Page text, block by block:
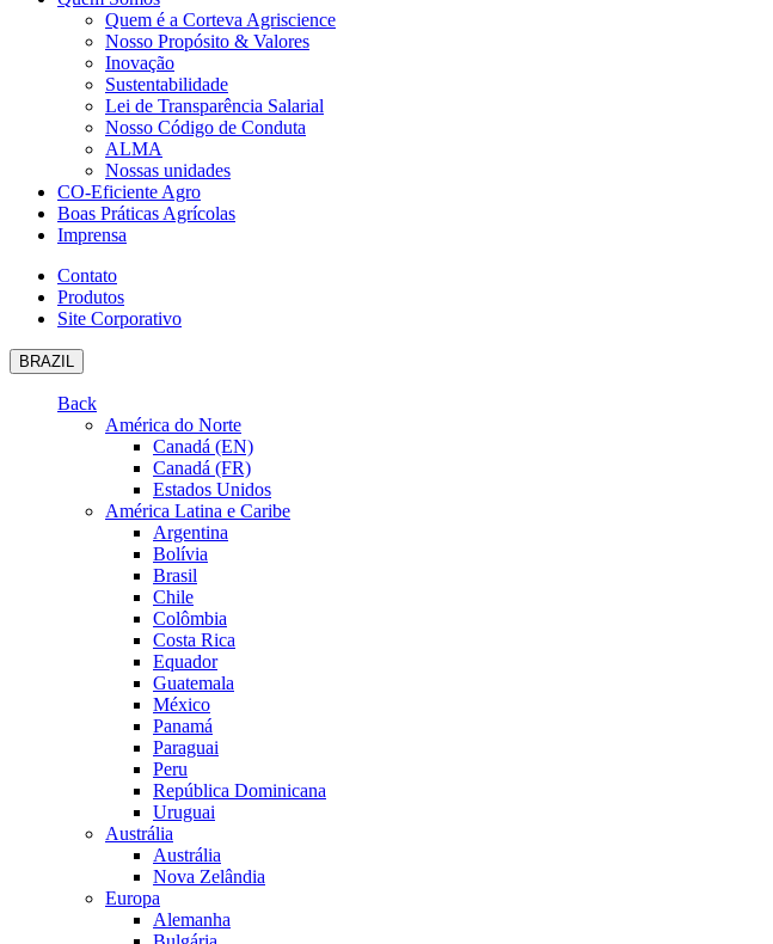
Quem é a Corteva Agriscience
Nosso Propósito & Valores
Inovação
Sustentabilidade
Lei de Transparência Salarial
Nosso Código de Conduta
ALMA
Nossas unidades
CO-Eficiente Agro
Boas Práticas Agrícolas
Imprensa
Contato
Produtos
Site Corporativo
BRAZIL
Back
América do Norte
Canadá (EN)
Canadá (FR)
Estados Unidos
América Latina e Caribe
Argentina
Bolívia
Brasil
Chile
Colômbia
Costa Rica
Equador
Guatemala
México
Panamá
Paraguai
Peru
República Dominicana
Uruguai
Austrália
Austrália
Nova Zelândia
Europa
Alemanha